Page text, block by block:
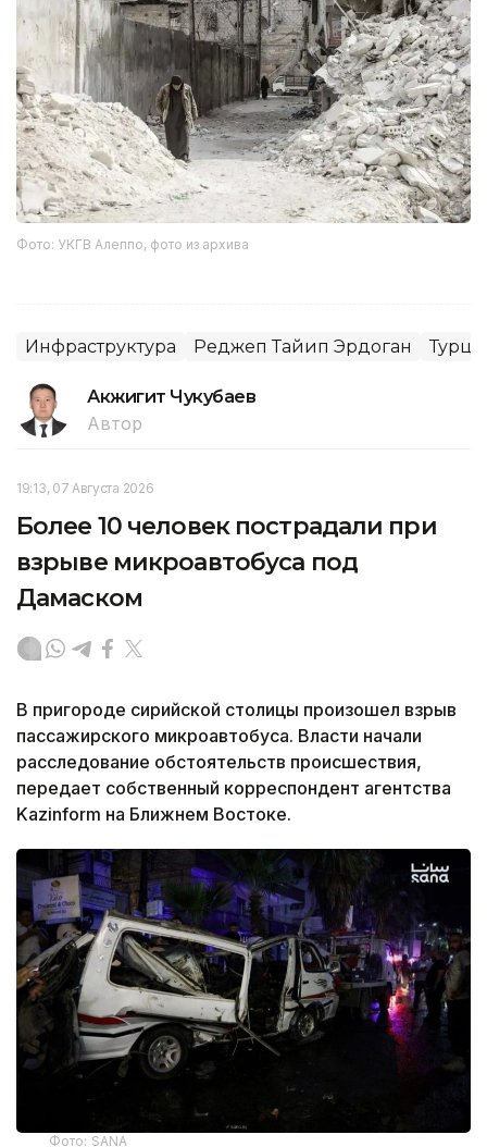
Фото: УКГВ Алеппо, фото из архива
Инфраструктура Реджеп Тайип Эрдоган
Акжигит Чукубаев
Автор
19:13, 07 Августа 2026
Более 10 человек пострадали при
взрыве микроавтобуса под
Дамаском
В пригороде сирийской столицы произошел взрыв
пассажирского микроавтобуса. Власти начали
расследование обстоятельств происшествия,
передает собственный корреспондент агентства
Kazinform на Ближнем Востоке.
Фото: SANA